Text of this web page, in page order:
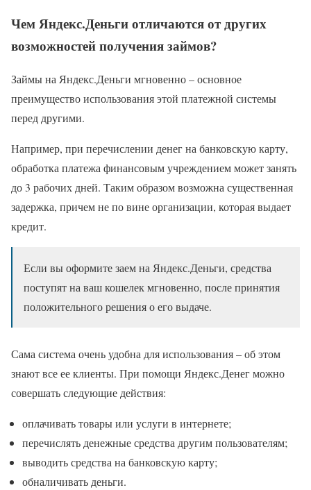
Чем Яндекс.Деньги отличаются от других
возможностей получения займов?
Займы на Яндекс.Деньги мгновенно – основное
преимущество использования этой платежной системы
перед другими.
Например, при перечислении денег на банковскую карту,
обработка платежа финансовым учреждением может занять
до 3 рабочих дней. Таким образом возможна существенная
задержка, причем не по вине организации, которая выдает
кредит.
Если вы оформите заем на Яндекс.Деньги, средства
поступят на ваш кошелек мгновенно, после принятия
положительного решения о его выдаче.
Сама система очень удобна для использования – об этом
знают все ее клиенты. При помощи Яндекс.Денег можно
совершать следующие действия:
оплачивать товары или услуги в интернете;
перечислять денежные средства другим пользователям;
выводить средства на банковскую карту;
обналичивать деньги.